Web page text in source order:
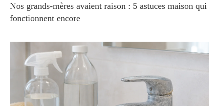
Nos grands-mères avaient raison : 5 astuces maison qui
fonctionnent encore